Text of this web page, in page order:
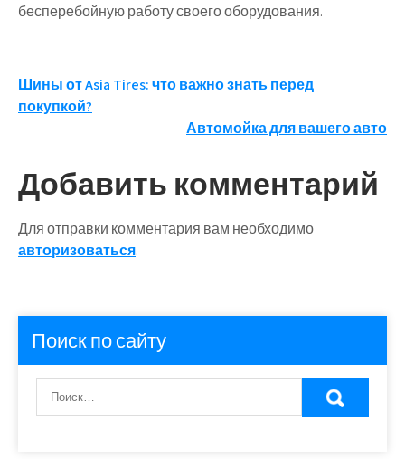
бесперебойную работу своего оборудования.
Навигация
по
Шины от Asia Tires: что важно знать перед
покупкой?
Автомойка для вашего авто
Добавить комментарий
Для отправки комментария вам необходимо
авторизоваться.
Поиск по сайту